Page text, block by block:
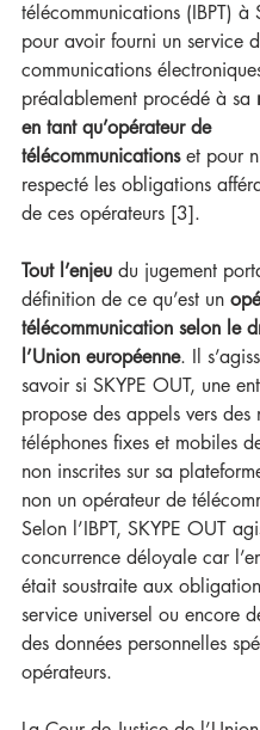
télécommunications (IBPT) à
pour avoir fourni un service
communications
préalablement procédé à sa
en tant qu’opérateur de
télécommunications et pour
respecté les obligations
de ces opérateurs [3].
Tout l’enjeu du jugement
définition de ce qu’est un
télécommunication selon le
l’Union européenne. Il
savoir si SKYPE OUT, une
propose des appels vers des
téléphones fixes et mobiles
non inscrites sur sa
non un opérateur de
Selon l’IBPT, SKYPE OUT
concurrence déloyale car
était soustraite aux
service universel ou encore
des données personnelles
opérateurs.